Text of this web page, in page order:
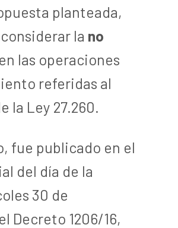
planteada,
la no
en las operaciones
referidas al
la Ley 27.260.
fue publicado en el
del día de la
30 de
Decreto 1206/16,